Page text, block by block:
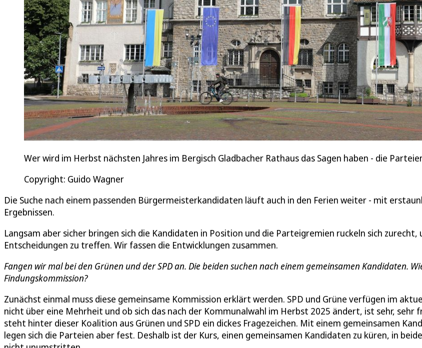
Wer wird im Herbst nächsten Jahres im Bergisch Gladbacher Rathaus das Sagen haben - die
Copyright: Guido Wagner
Die Suche nach einem passenden Bürgermeisterkandidaten läuft auch in den Ferien weiter - mit
Ergebnissen.
Langsam aber sicher bringen sich die Kandidaten in Position und die Parteigremien ruckeln sich zurecht,
Entscheidungen zu treffen. Wir fassen die Entwicklungen zusammen.
Fangen wir mal bei den Grünen und der SPD an. Die beiden suchen nach einem gemeinsamen Kandidaten.
Findungskommission?
Zunächst einmal muss diese gemeinsame Kommission erklärt werden. SPD und Grüne verfügen im
nicht über eine Mehrheit und ob sich das nach der Kommunalwahl im Herbst 2025 ändert, ist sehr, sehr
steht hinter dieser Koalition aus Grünen und SPD ein dickes Fragezeichen. Mit einem gemeinsamen
legen sich die Parteien aber fest. Deshalb ist der Kurs, einen gemeinsamen Kandidaten zu küren, in